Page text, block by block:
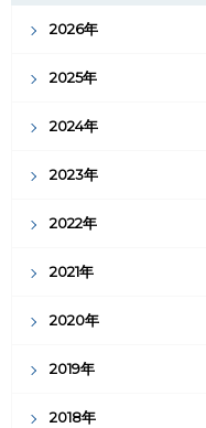
2026年
2025年
2024年
2023年
2022年
2021年
2020年
2019年
2018年